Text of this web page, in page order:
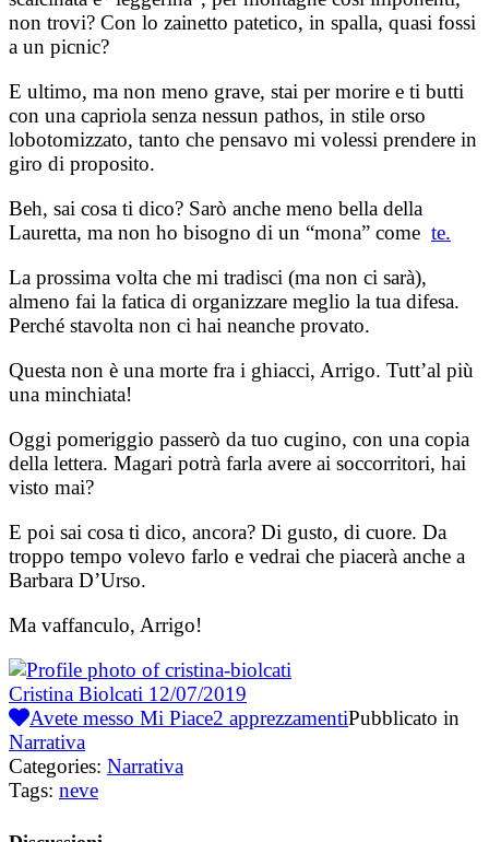
non trovi? Con lo zainetto patetico, in spalla, quasi fossi
a un picnic?
E ultimo, ma non meno grave, stai per morire e ti butti
con una capriola senza nessun pathos, in stile orso
lobotomizzato, tanto che pensavo mi volessi prendere in
giro di proposito.
Beh, sai cosa ti dico? Sarò anche meno bella della
Lauretta, ma non ho bisogno di un “mona” come te.
La prossima volta che mi tradisci (ma non ci sarà),
almeno fai la fatica di organizzare meglio la tua difesa.
Perché stavolta non ci hai neanche provato.
Questa non è una morte fra i ghiacci, Arrigo. Tutt’al più
una minchiata!
Oggi pomeriggio passerò da tuo cugino, con una copia
della lettera. Magari potrà farla avere ai soccorritori, hai
visto mai?
E poi sai cosa ti dico, ancora? Di gusto, di cuore. Da
troppo tempo volevo farlo e vedrai che piacerà anche a
Barbara D’Urso.
Ma vaffanculo, Arrigo!
Cristina Biolcati 12/07/2019
Avete messo Mi Piace2 apprezzamentiPubblicato in
Narrativa
Categories: Narrativa
Tags: neve